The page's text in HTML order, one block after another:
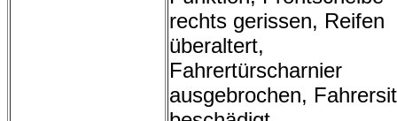
rechts gerissen, Reifen
überaltert,
Fahrertürscharnier
ausgebrochen,